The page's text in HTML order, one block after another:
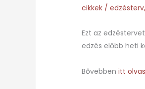
cikkek /edzésterv
Ezt az
edzés előbb heti
Bővebbenitt